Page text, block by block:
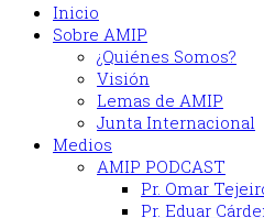
Inicio
Sobre AMIP
¿Quiénes Somos?
Visión
Lemas de AMIP
Junta Internacional
Medios
AMIP PODCAST
Pr. Omar
Pr. Eduar